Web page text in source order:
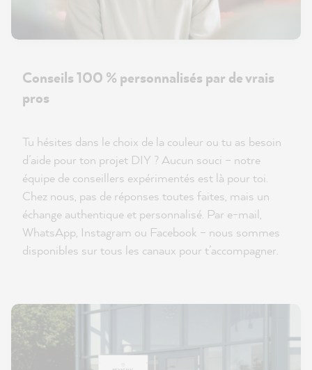
Conseils 100 % personnalisés par de vrais
pros
Tu hésites dans le choix de la couleur ou tu as besoin
d’aide pour ton projet DIY ? Aucun souci – notre
équipe de conseillers expérimentés est là pour toi.
Chez nous, pas de réponses toutes faites, mais un
échange authentique et personnalisé. Par e-mail,
WhatsApp, Instagram ou Facebook – nous sommes
disponibles sur tous les canaux pour t’accompagner.